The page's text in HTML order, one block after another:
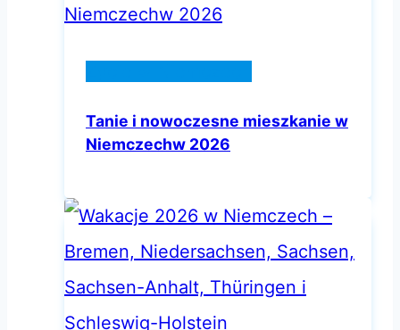
Tanie i nowoczesne mieszkanie w
Niemczechw 2026